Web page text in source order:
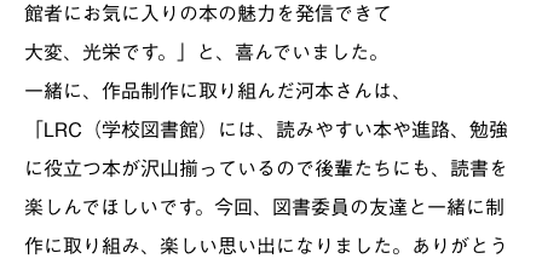
館者にお気に入りの本の魅力を発信できて
大変、光栄です。」と、喜んでいました。
一緒に、作品制作に取り組んだ河本さんは、
「LRC（学校図書館）には、読みやすい本や進路、勉強
に役立つ本が沢山揃っているので後輩たちにも、読書を
楽しんでほしいです。今回、図書委員の友達と一緒に制
作に取り組み、楽しい思い出になりました。ありがとう